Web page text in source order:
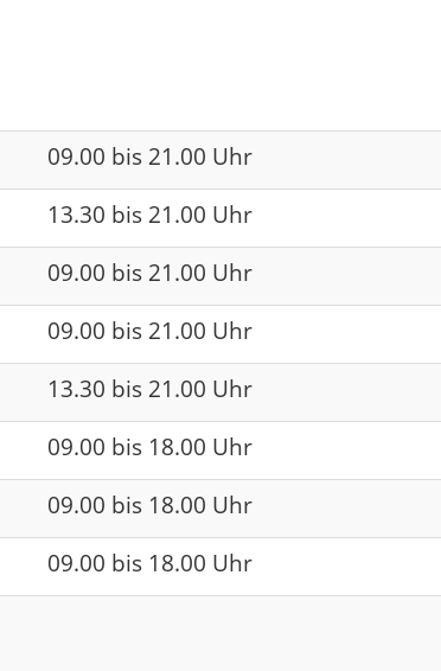
09.00 bis 21.00 Uhr
13.30 bis 21.00 Uhr
09.00 bis 21.00 Uhr
09.00 bis 21.00 Uhr
13.30 bis 21.00 Uhr
09.00 bis 18.00 Uhr
09.00 bis 18.00 Uhr
09.00 bis 18.00 Uhr